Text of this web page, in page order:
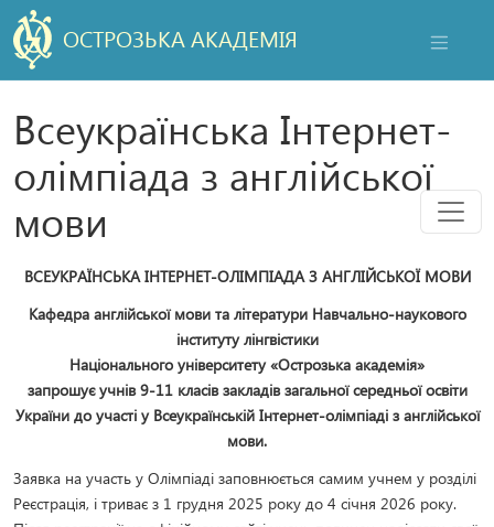
ОСТРОЗЬКА АКАДЕМІЯ
Всеукраїнська Інтернет-
олімпіада з англійської
мови
Меню
ВСЕУКРАЇНСЬКА ІНТЕРНЕТ-ОЛІМПІАДА З АНГЛІЙСЬКОЇ МОВИ
Кафедра англійської мови та літератури Навчально-наукового
інституту лінгвістики
Національного університету «Острозька академія»
запрошує учнів 9-11 класів закладів загальної середньої освіти
України до участі у Всеукраїнській Інтернет-олімпіаді з англійської
мови.
Заявка на участь у Олімпіаді заповнюється самим учнем у розділі
Реєстрація, і триває з 1 грудня 2025 року до 4 січня 2026 року.